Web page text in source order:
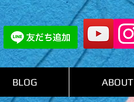
BLOG ABOUT